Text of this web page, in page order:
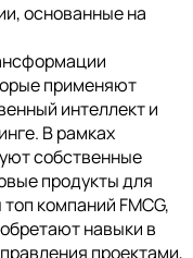
основанные на
применяют
интеллект и
В рамках
собственные
продукты для
компаний FMCG,
навыки в
проектами,